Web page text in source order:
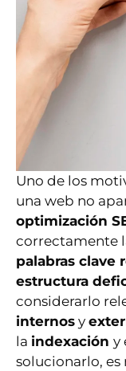
Uno de los
una web no
optimización
correctamente
palabras clave
estructura
considerarlo
internos y
la indexación y
solucionarlo,